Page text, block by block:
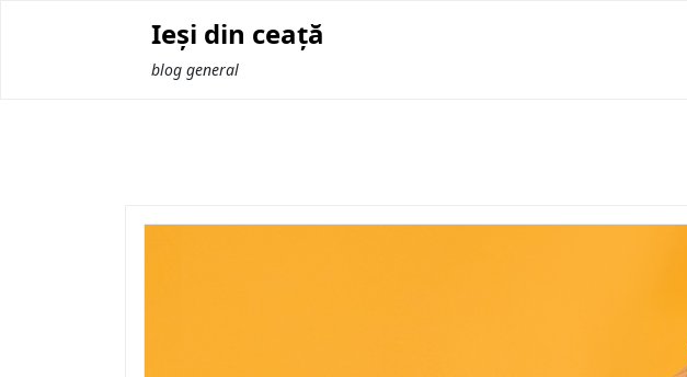
Ieși din ceață
blog general